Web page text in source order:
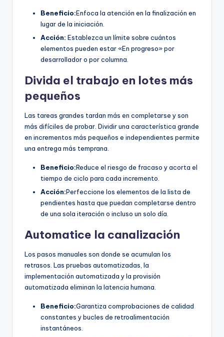
Beneficio:Enfoca la atención en la finalización en
lugar de la iniciación.
Acción: Establezca un límite sobre cuántos
elementos pueden estar «En progreso» por
desarrollador o por columna.
Divida el trabajo en lotes más
pequeños
Las tareas grandes tardan más en completarse y son
más difíciles de probar. Dividir una característica grande
en incrementos más pequeños e independientes permite
una entrega más temprana.
Beneficio:Reduce el riesgo de fracaso y acorta el
tiempo de ciclo para cada incremento.
Acción:Perfeccione los elementos de la lista de
pendientes hasta que puedan completarse dentro
de una sola iteración o incluso un solo día.
Automatice la canalización
Los pasos manuales son donde se acumulan los
retrasos. Las pruebas automatizadas, la
implementación automatizada y la provisión
automatizada eliminan la latencia humana.
Beneficio:Garantiza comprobaciones de calidad
constantes y bucles de retroalimentación
instantáneos.